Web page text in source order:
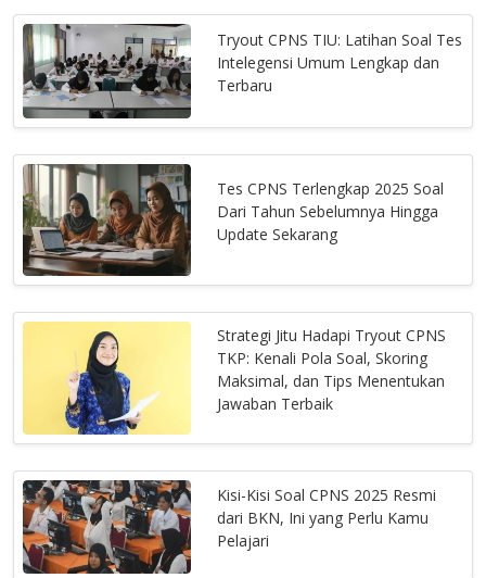
Tryout CPNS TIU: Latihan Soal Tes
Intelegensi Umum Lengkap dan
Terbaru
Tes CPNS Terlengkap 2025 Soal
Dari Tahun Sebelumnya Hingga
Update Sekarang
Strategi Jitu Hadapi Tryout CPNS
TKP: Kenali Pola Soal, Skoring
Maksimal, dan Tips Menentukan
Jawaban Terbaik
Kisi-Kisi Soal CPNS 2025 Resmi
dari BKN, Ini yang Perlu Kamu
Pelajari